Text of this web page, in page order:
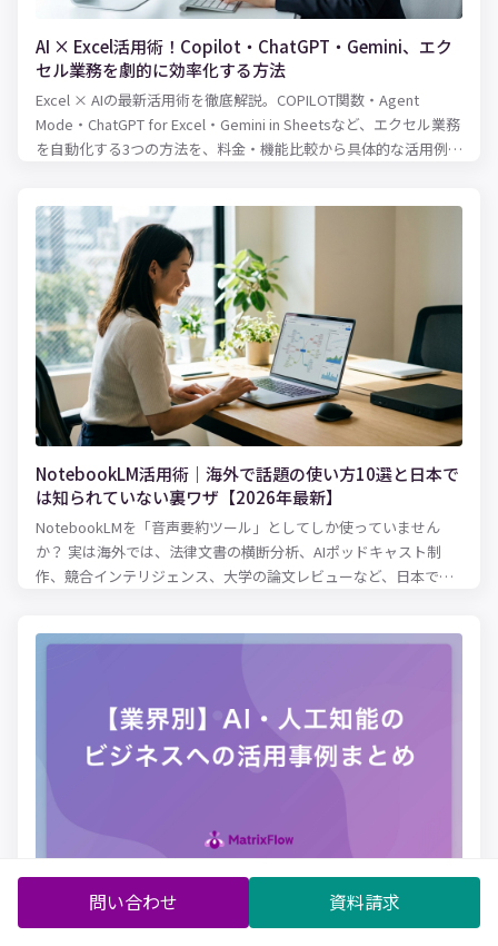
AI × Excel活用術！Copilot・ChatGPT・Gemini、エク
セル業務を劇的に効率化する方法
Excel × AIの最新活用術を徹底解説。COPILOT関数・Agent
Mode・ChatGPT for Excel・Gemini in Sheetsなど、エクセル業務
を自動化する3つの方法を、料金・機能比較から具体的な活用例ま
NotebookLM活用術｜海外で話題の使い方10選と日本で
は知られていない裏ワザ【2026年最新】
NotebookLMを「音声要約ツール」としてしか使っていません
か？ 実は海外では、法律文書の横断分析、AIポッドキャスト制
作、競合インテリジェンス、大学の論文レビューなど、日本では
の最新事例・パワーユーザーの裏ワザ・知っておくべき落とし穴
【業界別】AI・人工知能の活用事例20選！ビジネスにお
けるAIの今後は？
問い合わせ 資料請求